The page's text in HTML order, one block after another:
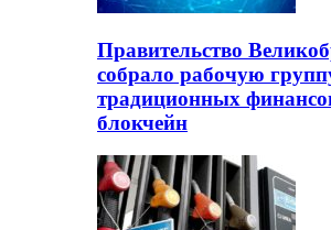
Правительство
собрало рабочую
традиционных
блокчейн